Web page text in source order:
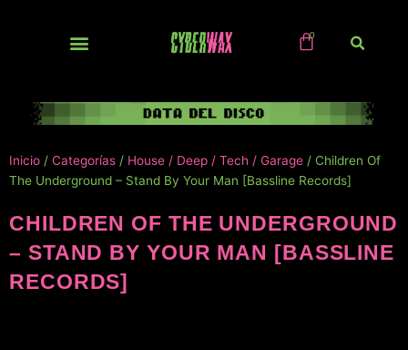
Inicio / Categorías / House / Deep / Tech / Garage / Children Of
The Underground – Stand By Your Man [Bassline Records]
CHILDREN OF THE UNDERGROUND
– STAND BY YOUR MAN [BASSLINE
RECORDS]